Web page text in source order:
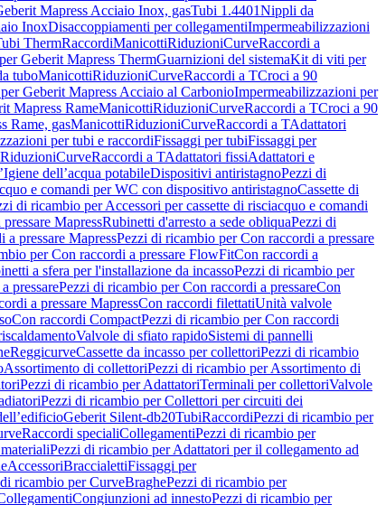
Mapress Acciaio Inox, gasTubi 1.4401Nippli da
InoxDisaccoppiamenti per collegamentiImpermeabilizzazioni
ThermRaccordiManicottiRiduzioniCurveRaccordi a
Geberit Mapress ThermGuarnizioni del sistemaKit di viti per
tuboManicottiRiduzioniCurveRaccordi a TCroci a 90
Geberit Mapress Acciaio al CarbonioImpermeabilizzazioni per
Mapress RameManicottiRiduzioniCurveRaccordi a TCroci a 90
Rame, gasManicottiRiduzioniCurveRaccordi a TAdattatori
per tubi e raccordiFissaggi per tubiFissaggi per
RiduzioniCurveRaccordi a TAdattatori fissiAdattatori e
dell’acqua potabileDispositivi antiristagnoPezzi di
e comandi per WC con dispositivo antiristagnoCassette di
di ricambio per Accessori per cassette di risciacquo e comandi
MapressRubinetti d'arresto a sede obliquaPezzi di
a pressare MapressPezzi di ricambio per Con raccordi a pressare
per Con raccordi a pressare FlowFitCon raccordi a
a sfera per l'installazione da incassoPezzi di ricambio per
pressarePezzi di ricambio per Con raccordi a pressareCon
a pressare MapressCon raccordi filettatiUnità valvole
Con raccordi CompactPezzi di ricambio per Con raccordi
Valvole di sfiato rapidoSistemi di pannelli
ReggicurveCassette da incasso per collettoriPezzi di ricambio
Assortimento di collettoriPezzi di ricambio per Assortimento di
Pezzi di ricambio per AdattatoriTerminali per collettoriValvole
Pezzi di ricambio per Collettori per circuiti dei
Geberit Silent-db20TubiRaccordiPezzi di ricambio per
Raccordi specialiCollegamentiPezzi di ricambio per
Pezzi di ricambio per Adattatori per il collegamento ad
AccessoriBraccialettiFissaggi per
ricambio per CurveBraghePezzi di ricambio per
Congiunzioni ad innestoPezzi di ricambio per